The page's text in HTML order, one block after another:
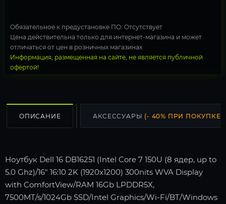
Обязательное к предустановке ПО: Отсутствует
Цена действительна только для интернет-магазина и может
отличаться от цен в розничных магазинах
Информация, размещенная на сайте, не является публичной
офертой!
ОПИСАНИЕ АКСЕССУАРЫ (- 40% ПРИ ПОКУПКЕ
Ноутбук Dell 16 DB16251 (Intel Core 7 150U (8 ядер, up to
5.0 Ghz)/16" 16:10 2K (1920x1200) 300nits WVA Display
with ComfortView/RAM 16Gb LPDDR5X,
7500MT/s/1024Gb SSD/Intel Graphics/Wi-Fi/BT/Windows